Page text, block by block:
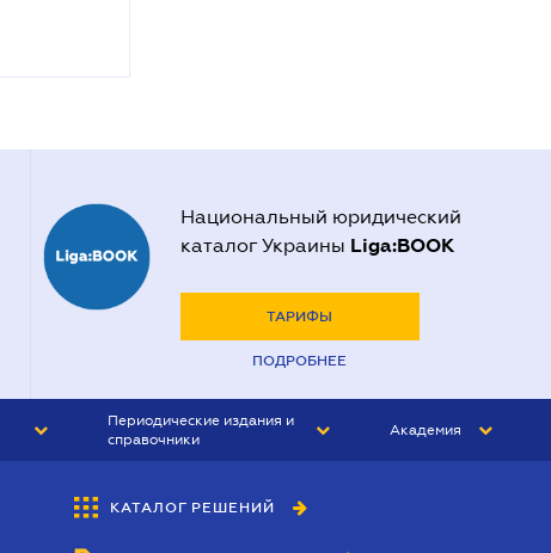
Национальный юридический
каталог Украины Liga:BOOK
ТАРИФЫ
ПОДРОБНЕЕ
Периодические издания и
справочники
БУХГАЛТЕР&ЗАКОН
Академия
КАТАЛОГ РЕШЕНИЙ